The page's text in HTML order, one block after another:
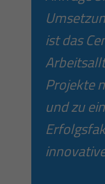
ist das
Projekte
und zu